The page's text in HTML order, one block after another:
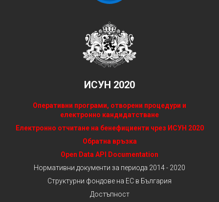
ИСУН 2020
Оперативни програми, отворени процедури и
електронно кандидатстване
Електронно отчитане на бенефициенти чрез ИСУН 2020
Обратна връзка
Open Data API Documentation
Нормативни документи за периода 2014 - 2020
Структурни фондове на ЕС в България
Достъпност